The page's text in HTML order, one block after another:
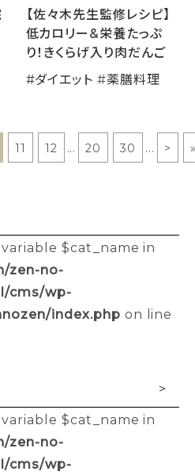
【佐々木先生監修レシピ】
低カロリー&栄養たっぷ
り！きくらげ入り肉だんご
#ダイエット #薬膳料理
11 12 ... 20 30 ... >
$cat_name in
zen-no-
cms/wp-
index.php on line
$cat_name in
zen-no-
cms/wp-